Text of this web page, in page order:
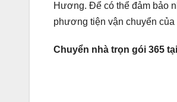
Hương. Để có thể đảm bảo
phương tiện vận chuyển
Chuyển nhà trọn gói 365